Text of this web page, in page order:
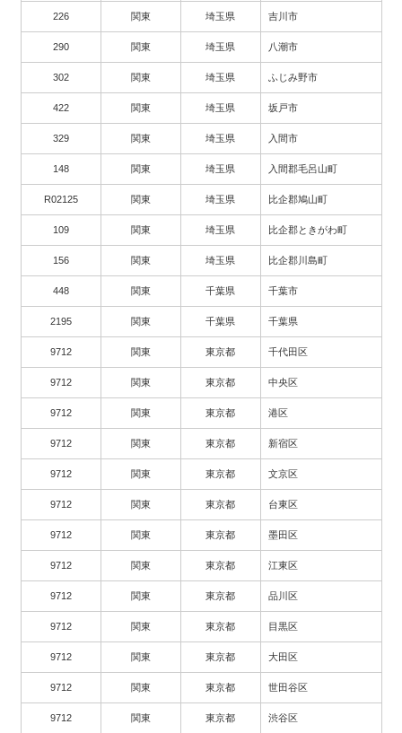
226 関東 埼玉県 吉川市
290 関東 埼玉県 八潮市
302 関東 埼玉県 ふじみ野市
422 関東 埼玉県 坂戸市
329 関東 埼玉県 入間市
148 関東 埼玉県 入間郡毛呂山町
R02125 関東 埼玉県 比企郡鳩山町
109 関東 埼玉県 比企郡ときがわ町
156 関東 埼玉県 比企郡川島町
448 関東 千葉県 千葉市
2195 関東 千葉県 千葉県
9712 関東 東京都 千代田区
9712 関東 東京都 中央区
9712 関東 東京都 港区
9712 関東 東京都 新宿区
9712 関東 東京都 文京区
9712 関東 東京都 台東区
9712 関東 東京都 墨田区
9712 関東 東京都 江東区
9712 関東 東京都 品川区
9712 関東 東京都 目黒区
9712 関東 東京都 大田区
9712 関東 東京都 世田谷区
9712 関東 東京都 渋谷区